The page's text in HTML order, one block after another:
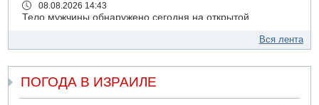
08.08.2026 14:43
Тело мужчины обнаружено сегодня на открытой
08.08.2026 11:02
Вся лента
ПОГОДА В ИЗРАИЛЕ